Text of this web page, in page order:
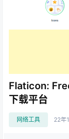
Flaticon:
下载平台
网络工具 22年